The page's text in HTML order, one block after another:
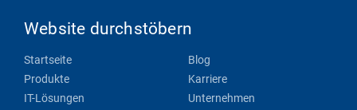
Website durchstöbern
Startseite
Produkte
IT-Lösungen
Blog
Karriere
Unternehmen